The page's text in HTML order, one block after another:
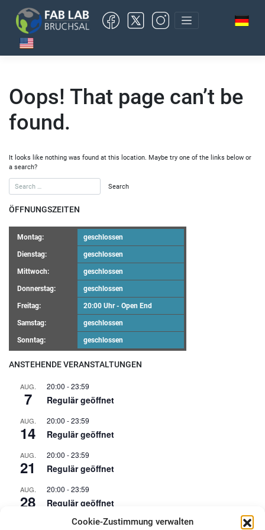
Cookie-Zustimmung verwalten
content
Oops! That page can’t be
found.
It looks like nothing was found at this location. Maybe try one of the links below or
a search?
ÖFFNUNGSZEITEN
Montag: geschlossen
Dienstag: geschlossen
Mittwoch: geschlossen
Donnerstag: geschlossen
Freitag: 20:00 Uhr - Open End
Samstag: geschlossen
Sonntag: geschlossen
ANSTEHENDE VERANSTALTUNGEN
AUG.
7
20:00 -23:59
Regulär geöffnet
AUG.
14
20:00 -23:59
Regulär geöffnet
AUG.
21
20:00 -23:59
Regulär geöffnet
AUG.
28
20:00 -23:59
Regulär geöffnet
23:59